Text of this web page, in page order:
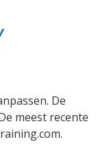
De
meest recente